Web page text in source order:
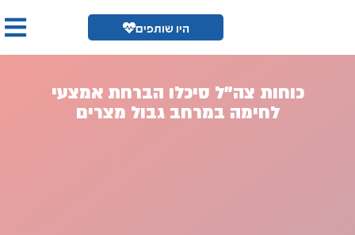
היו שותפים
כוחות צה"ל סיכלו הברחת אמצעי
לחימה במרחב גבול מצרים